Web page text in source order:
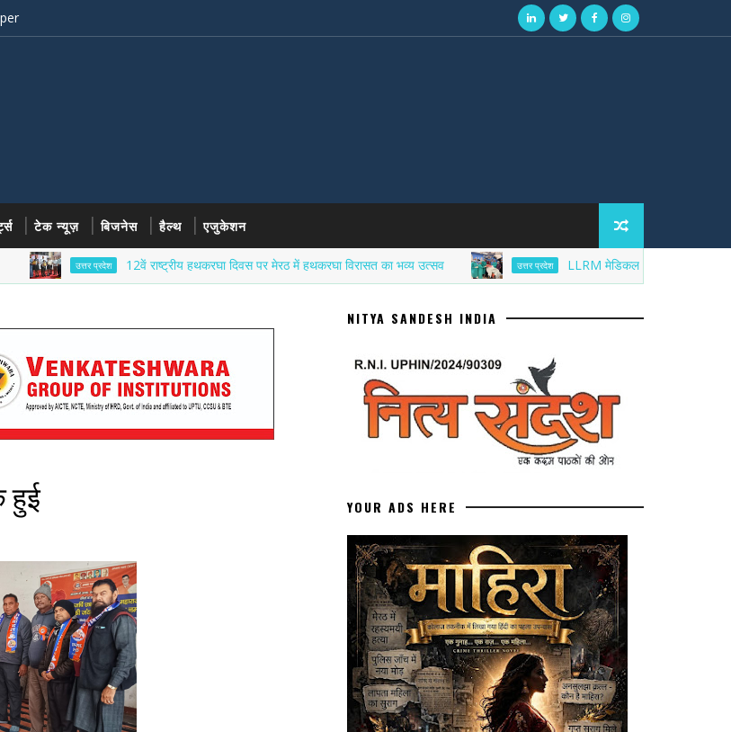
टेक न्यूज़ बिजनेस हैल्थ एजुकेशन
उत्तर प्रदेश 12वें राष्ट्रीय हथकरघा दिवस पर मेरठ में हथकरघा विरासत का भव्य उत्सव उत्तर प्रदेश LLRM मेडिकल कॉलेज मेरठ में बड़ी सफलता:
हुई
NITYA SANDESH INDIA
YOUR ADS HERE